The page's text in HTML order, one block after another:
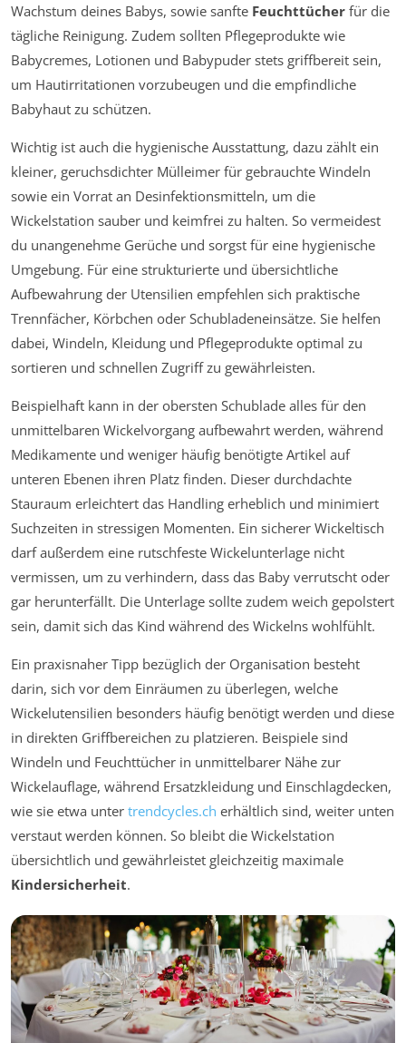
Wachstum deines Babys, sowie sanfte Feuchttücher für die
tägliche Reinigung. Zudem sollten Pflegeprodukte wie
Babycremes, Lotionen und Babypuder stets griffbereit sein,
um Hautirritationen vorzubeugen und die empfindliche
Babyhaut zu schützen.
Wichtig ist auch die hygienische Ausstattung, dazu zählt ein
kleiner, geruchsdichter Mülleimer für gebrauchte Windeln
sowie ein Vorrat an Desinfektionsmitteln, um die
Wickelstation sauber und keimfrei zu halten. So vermeidest
du unangenehme Gerüche und sorgst für eine hygienische
Umgebung. Für eine strukturierte und übersichtliche
Aufbewahrung der Utensilien empfehlen sich praktische
Trennfächer, Körbchen oder Schubladeneinsätze. Sie helfen
dabei, Windeln, Kleidung und Pflegeprodukte optimal zu
sortieren und schnellen Zugriff zu gewährleisten.
Beispielhaft kann in der obersten Schublade alles für den
unmittelbaren Wickelvorgang aufbewahrt werden, während
Medikamente und weniger häufig benötigte Artikel auf
unteren Ebenen ihren Platz finden. Dieser durchdachte
Stauraum erleichtert das Handling erheblich und minimiert
Suchzeiten in stressigen Momenten. Ein sicherer Wickeltisch
darf außerdem eine rutschfeste Wickelunterlage nicht
vermissen, um zu verhindern, dass das Baby verrutscht oder
gar herunterfällt. Die Unterlage sollte zudem weich gepolstert
sein, damit sich das Kind während des Wickelns wohlfühlt.
Ein praxisnaher Tipp bezüglich der Organisation besteht
darin, sich vor dem Einräumen zu überlegen, welche
Wickelutensilien besonders häufig benötigt werden und diese
in direkten Griffbereichen zu platzieren. Beispiele sind
Windeln und Feuchttücher in unmittelbarer Nähe zur
Wickelauflage, während Ersatzkleidung und Einschlagdecken,
wie sie etwa unter trendcycles.ch erhältlich sind, weiter unten
verstaut werden können. So bleibt die Wickelstation
übersichtlich und gewährleistet gleichzeitig maximale
Kindersicherheit.